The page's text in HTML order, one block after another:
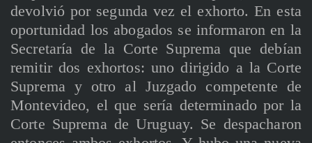
devolvió por segunda vez el exhorto. En esta
oportunidad los abogados se informaron en la
Secretaría de la Corte Suprema que debían
remitir dos exhortos: uno dirigido a la Corte
Suprema y otro al Juzgado competente de
Montevideo, el que sería determinado por la
Corte Suprema de Uruguay. Se despacharon